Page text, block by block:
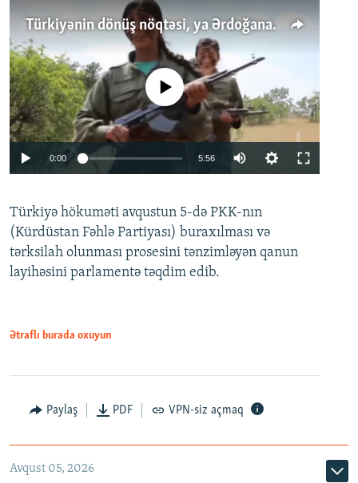
Türkiyənin dönüş nöqtəsi, ya Ərdoğana üçüncü şans: PKK ilə qəfil barışıq nə deməkdir?
Auto 240p 360p 480p
720p 1080p
No media source currently available
0:00 5:56
360p
480p
Türkiyə hökuməti avqustun 5-də PKK-nın
(Kürdüstan Fəhlə Partiyası) buraxılması və
tərksilah olunması prosesini tənzimləyən qanun
layihəsini parlamentə təqdim edib.
Ətraflı burada oxuyun
Paylaş PDF VPN-siz açmaq
Avqust 05, 2026